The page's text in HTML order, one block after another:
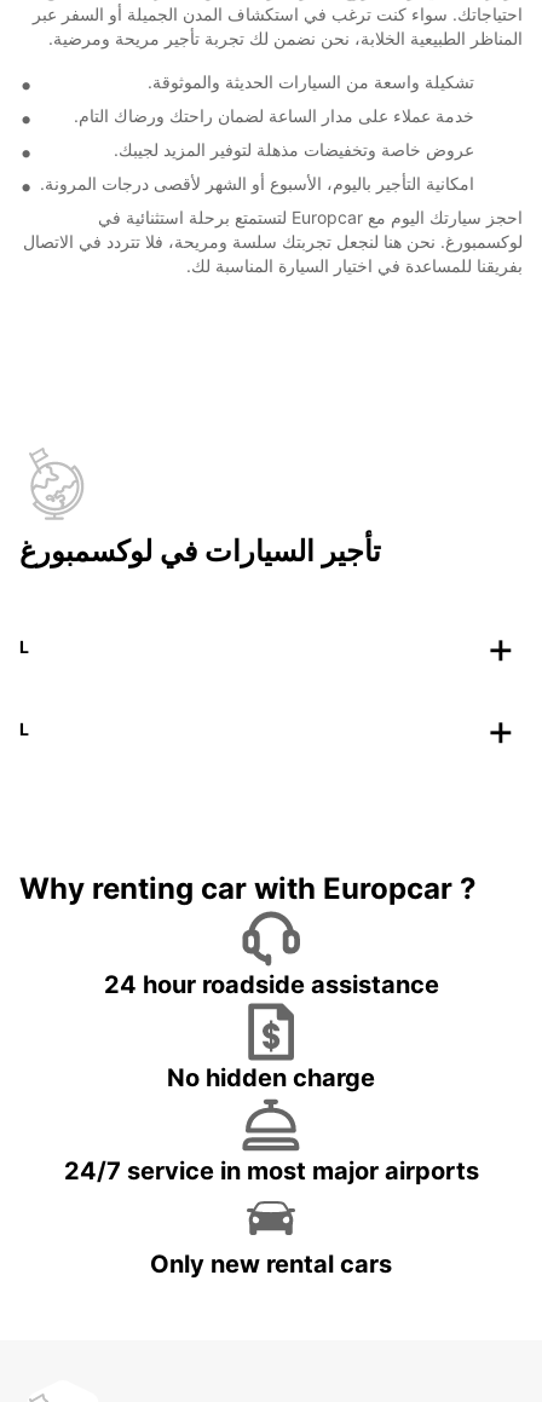
احتياجاتك. سواء كنت ترغب في استكشاف المدن الجميلة أو السفر عبر
المناظر الطبيعية الخلابة، نحن نضمن لك تجربة تأجير مريحة ومرضية.
تشكيلة واسعة من السيارات الحديثة والموثوقة.
خدمة عملاء على مدار الساعة لضمان راحتك ورضاك التام.
عروض خاصة وتخفيضات مذهلة لتوفير المزيد لجيبك.
امكانية التأجير باليوم، الأسبوع أو الشهر لأقصى درجات المرونة.
احجز سيارتك اليوم مع Europcar لتستمتع برحلة استثنائية في
لوكسمبورغ. نحن هنا لنجعل تجربتك سلسة ومريحة، فلا تتردد في الاتصال
بفريقنا للمساعدة في اختيار السيارة المناسبة لك.
تأجير السيارات في لوكسمبورغ
L
L
Why renting car with Europcar ?
24 hour roadside assistance
No hidden charge
24/7 service in most major airports
Only new rental cars